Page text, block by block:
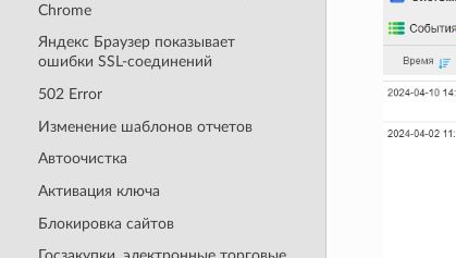
Chrome
Яндекс Браузер показывает
ошибки SSL-соединений
502 Error
Изменение шаблонов отчетов
Автоочистка
Активация ключа
Блокировка сайтов